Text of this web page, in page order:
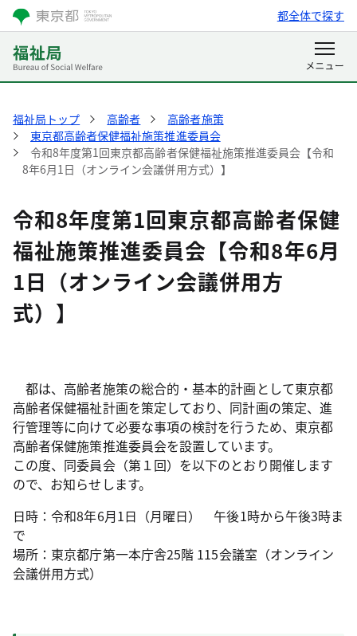
都全体で探す
福祉局トップ 高齢者
高齢者施策
東京都高齢者保健福祉施策推進委員会
令和8年度第1回東京都高齢者保健福祉施策推進委員会【令和
8年6月1日（オンライン会議併用方式）】
令和8年度第1回東京都高齢者保健
福祉施策推進委員会【令和8年6月
1日（オンライン会議併用方
式）】
都は、高齢者施策の総合的・基本的計画として東京都
高齢者保健福祉計画を策定しており、同計画の策定、進
行管理等に向けて必要な事項の検討を行うため、東京都
高齢者保健施策推進委員会を設置しています。
この度、同委員会（第１回）を以下のとおり開催します
ので、お知らせします。
日時：令和8年6月1日（月曜日） 午後1時から午後3時ま
で
場所：東京都庁第一本庁舎25階 115会議室（オンライン
会議併用方式）